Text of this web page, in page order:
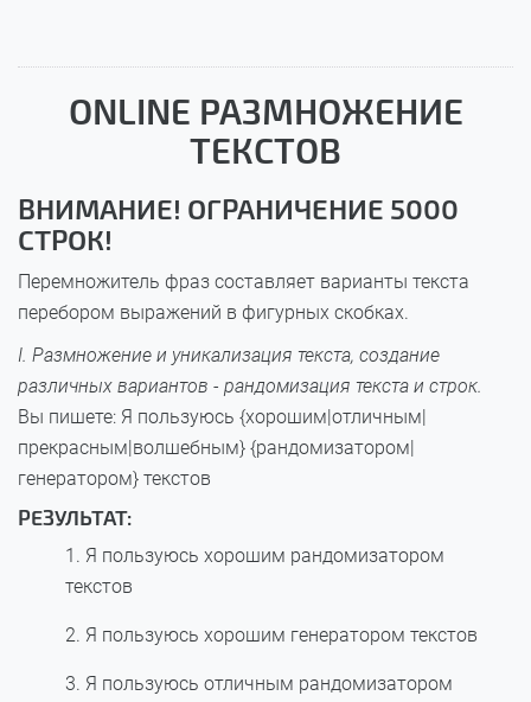
ONLINE РАЗМНОЖЕНИЕ
ТЕКСТОВ
ВНИМАНИЕ! ОГРАНИЧЕНИЕ 5000
СТРОК!
Перемножитель фраз составляет варианты текста
перебором выражений в фигурных скобках.
I. Размножение и уникализация текста, создание
различных вариантов - рандомизация текста и строк.
Вы пишете: Я пользуюсь {хорошим|отличным|
прекрасным|волшебным} {рандомизатором|
генератором} текстов
РЕЗУЛЬТАТ:
Я пользуюсь хорошим рандомизатором
текстов
Я пользуюсь хорошим генератором текстов
Я пользуюсь отличным рандомизатором